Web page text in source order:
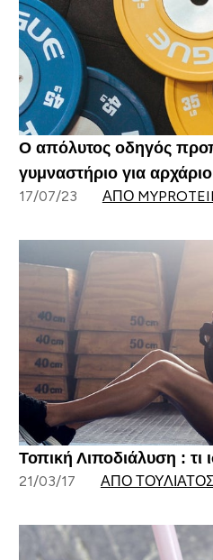
Ο απόλυτος οδηγός
γυμναστήριο για
17/07/23 ΑΠΌ
Τοπική Λιποδιάλυση : τι
21/03/17 ΑΠΌ